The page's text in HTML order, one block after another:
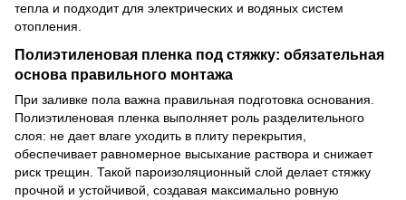
тепла и подходит для электрических и водяных систем
отопления.
Полиэтиленовая пленка под стяжку: обязательная
основа правильного монтажа
При заливке пола важна правильная подготовка основания.
Полиэтиленовая пленка выполняет роль разделительного
слоя: не дает влаге уходить в плиту перекрытия,
обеспечивает равномерное высыхание раствора и снижает
риск трещин. Такой пароизоляционный слой делает стяжку
прочной и устойчивой, создавая максимально ровную